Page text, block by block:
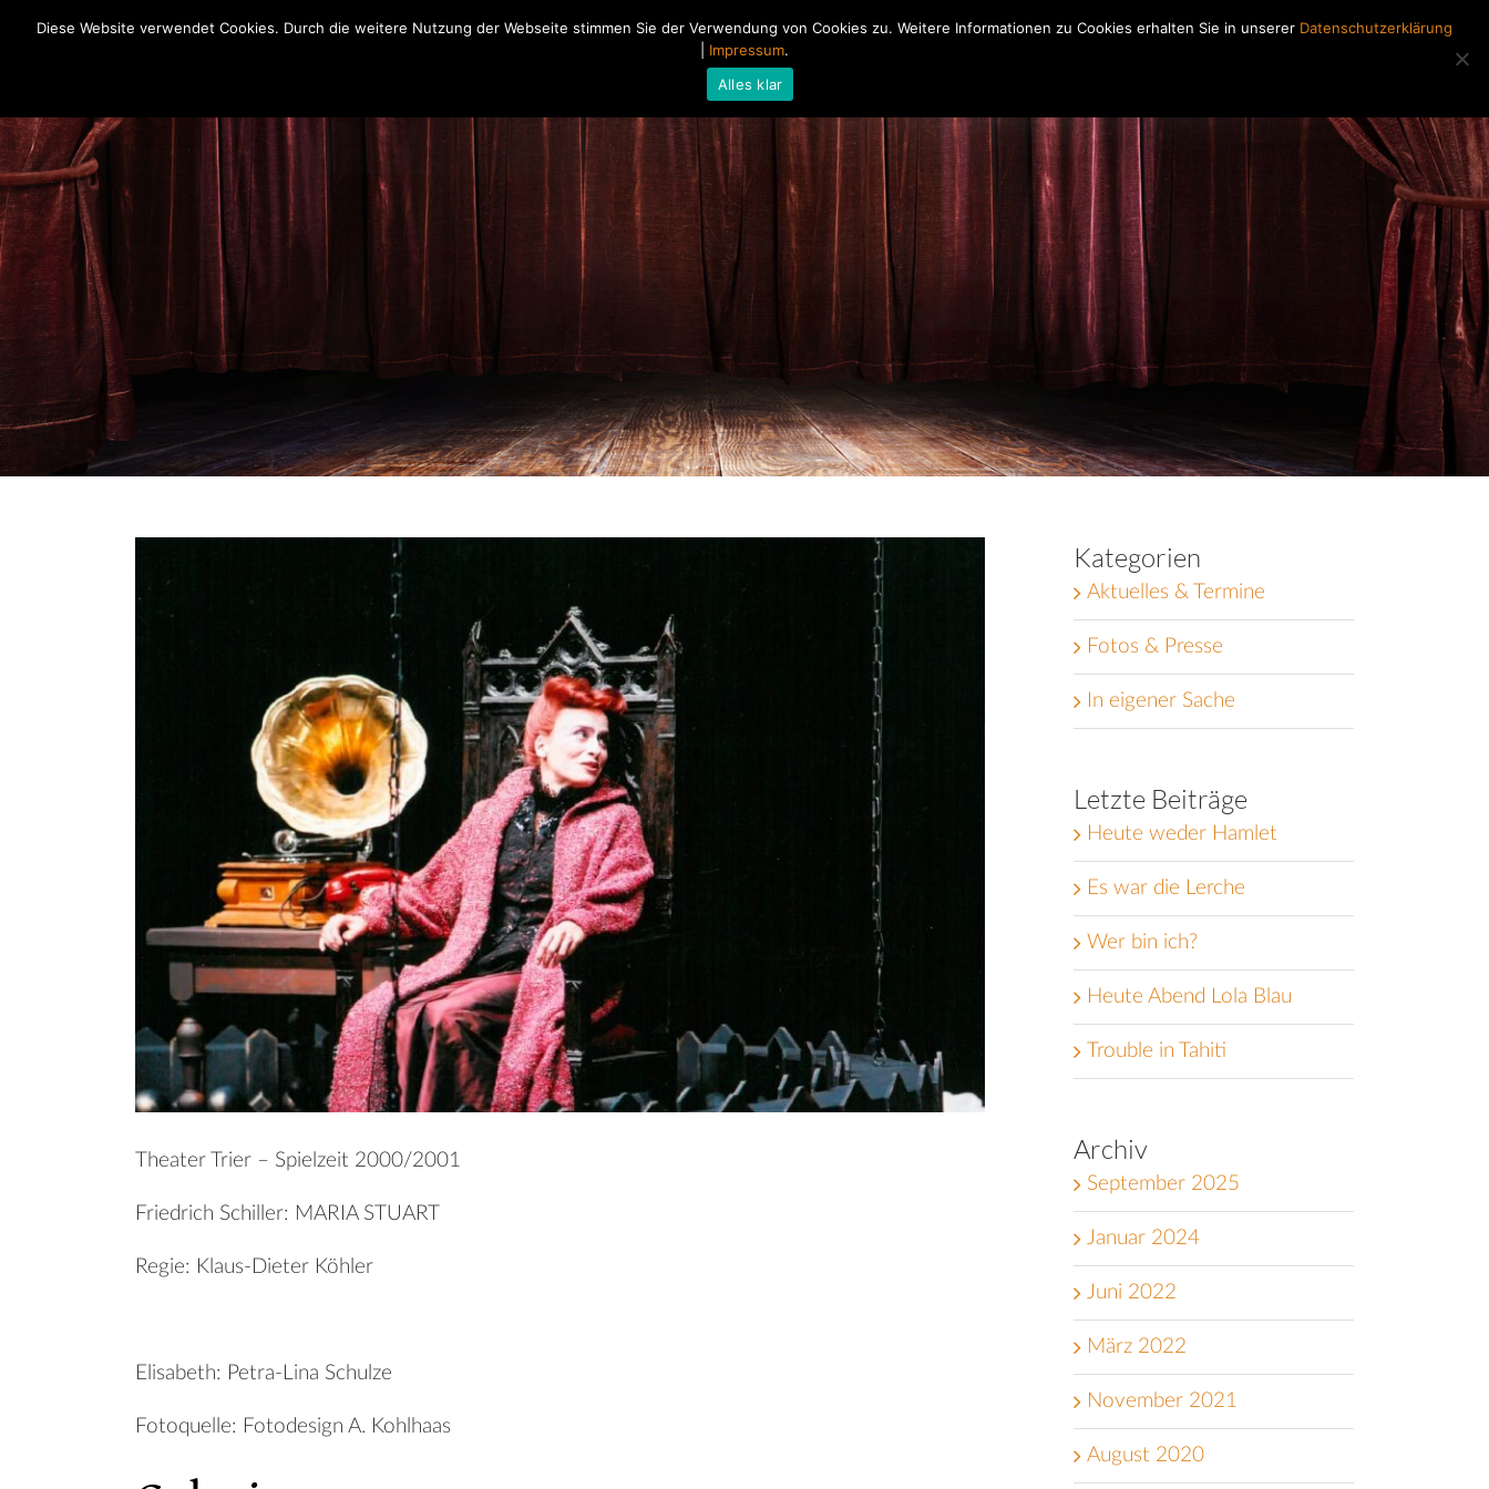
Home
Theater Trier – Spielzeit 2000/2001
Friedrich Schiller: MARIA STUART
Regie: Klaus-Dieter Köhler
Elisabeth: Petra-Lina Schulze
Fotoquelle: Fotodesign A. Kohlhaas
Kategorien
Aktuelles & Termine
Fotos & Presse
In eigener Sache
Letzte Beiträge
Heute weder Hamlet
Es war die Lerche
Wer bin ich?
Heute Abend Lola Blau
Trouble in Tahiti
Archiv
September 2025
Januar 2024
Juni 2022
März 2022
November 2021
August 2020
Diese Website verwendet Cookies. Durch die weitere Nutzung der Webseite stimmen Sie der Verwendung von Cookies zu. Weitere Informationen zu Cookies erhalten Sie in unserer Datenschutzerklärung
Impressum.
Alles klar